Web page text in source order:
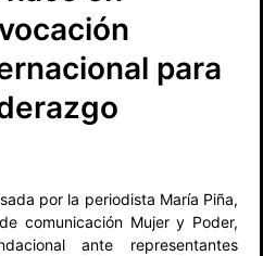
para
por la periodista María Piña,
comunicación Mujer y Poder,
ante representantes